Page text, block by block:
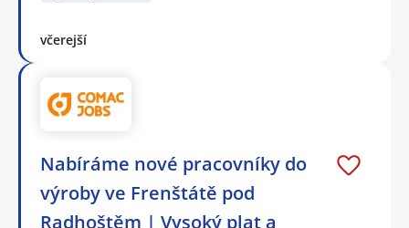
včerejší
Nabíráme nové pracovníky do
výroby ve Frenštátě pod
Radhoštěm | Vysoký plat a